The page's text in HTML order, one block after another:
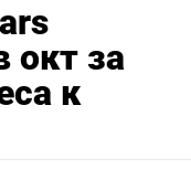
окт за
к